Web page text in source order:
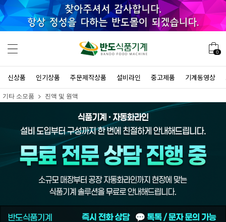
0
신상품 인기상품 주문제작상품 설비라인 중고제품 기계동영상
기타 소모품 진액 및 원액